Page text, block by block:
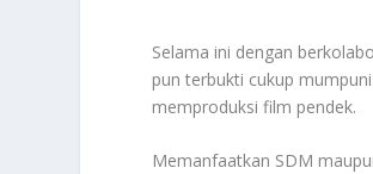
Selama ini dengan
pun terbukti cukup
memproduksi film pendek.
Memanfaatkan SDM